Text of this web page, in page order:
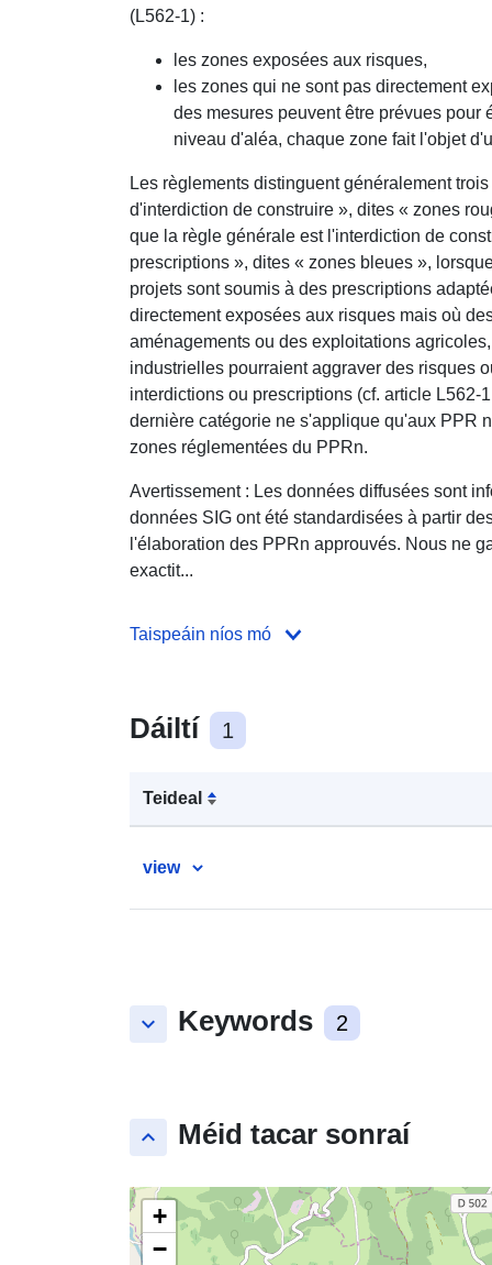
(L562-1) :
les zones exposées aux risques,
les zones qui ne sont pas directement
des mesures peuvent être prévues pour
niveau d'aléa, chaque zone fait l'objet
Les règlements distinguent généralement
d'interdiction de construire », dites « zones
que la règle générale est l'interdiction de
prescriptions », dites « zones bleues »,
projets sont soumis à des prescriptions
directement exposées aux risques mais où
aménagements ou des exploitations
industrielles pourraient aggraver des risques
interdictions ou prescriptions (cf. article L562-
dernière catégorie ne s'applique qu'aux PPR
zones réglementées du PPRn.
Avertissement : Les données diffusées sont
données SIG ont été standardisées à partir
l'élaboration des PPRn approuvés. Nous ne
exactit...
Taispeáin níos mó
Dáiltí 1
Teideal
view
keyboard_arrow_down Keywords 2
keyboard_arrow_up Méid tacar sonraí
+
−